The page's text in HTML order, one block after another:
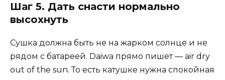
Шаг 5. Дать снасти нормально
высохнуть
Сушка должна быть не на жарком солнце и не
рядом с батареей. Daiwa прямо пишет — air dry
out of the sun. То есть катушке нужна спокойная